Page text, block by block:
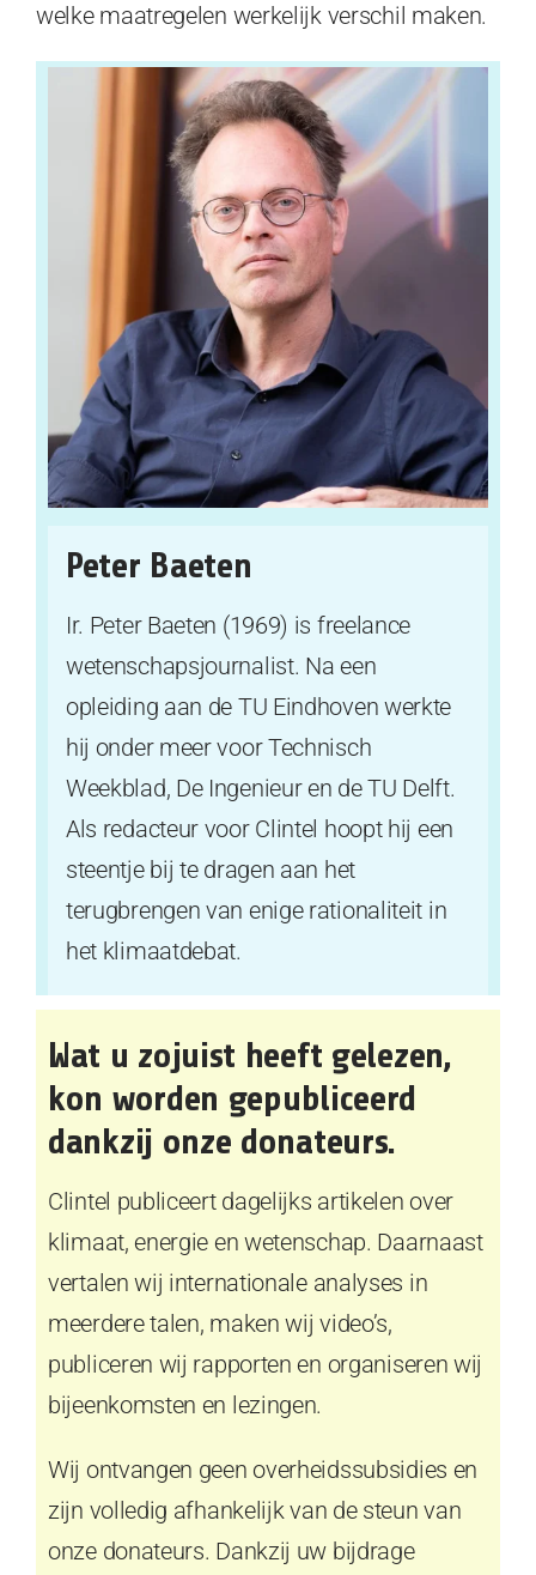
welke maatregelen werkelijk verschil maken.
Peter Baeten
Ir. Peter Baeten (1969) is freelance
wetenschapsjournalist. Na een
opleiding aan de TU Eindhoven werkte
hij onder meer voor Technisch
Weekblad, De Ingenieur en de TU Delft.
Als redacteur voor Clintel hoopt hij een
steentje bij te dragen aan het
terugbrengen van enige rationaliteit in
het klimaatdebat.
Wat u zojuist heeft gelezen,
kon worden gepubliceerd
dankzij onze donateurs.
Clintel publiceert dagelijks artikelen over
klimaat, energie en wetenschap. Daarnaast
vertalen wij internationale analyses in
meerdere talen, maken wij video’s,
publiceren wij rapporten en organiseren wij
bijeenkomsten en lezingen.
Wij ontvangen geen overheidssubsidies en
zijn volledig afhankelijk van de steun van
onze donateurs. Dankzij uw bijdrage